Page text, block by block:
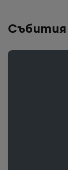
Събития